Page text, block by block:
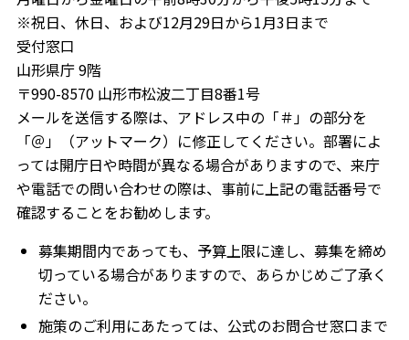
※祝日、休日、および12月29日から1月3日まで
受付窓口
山形県庁 9階
〒990-8570 山形市松波二丁目8番1号
メールを送信する際は、アドレス中の「＃」の部分を
「＠」（アットマーク）に修正してください。部署によ
っては開庁日や時間が異なる場合がありますので、来庁
や電話での問い合わせの際は、事前に上記の電話番号で
確認することをお勧めします。
募集期間内であっても、予算上限に達し、募集を締め
切っている場合がありますので、あらかじめご了承く
ださい。
施策のご利用にあたっては、公式のお問合せ窓口まで